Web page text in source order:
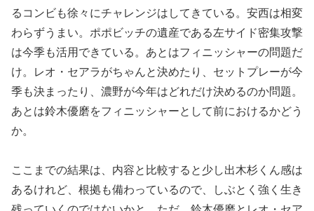
るコンビも徐々にチャレンジはしてきている。安西は相変
わらずうまい。ポポビッチの遺産である左サイド密集攻撃
は今季も活用できている。あとはフィニッシャーの問題だ
け。レオ・セアラがちゃんと決めたり、セットプレーが今
季も決まったり、濃野が今年はどれだけ決めるのか問題。
あとは鈴木優磨をフィニッシャーとして前におけるかどう
か。
ここまでの結果は、内容と比較すると少し出木杉くん感は
あるけれど、根拠も備わっているので、しぶとく強く生き